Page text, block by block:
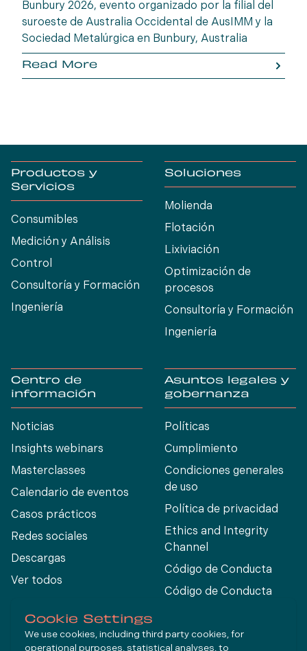
Bunbury 2026, evento organizado por la filial del
suroeste de Australia Occidental de AusIMM y la
Sociedad Metalúrgica en Bunbury, Australia
Occidental. Reúnase con un representante de
Molycop para analizar soluciones prácticas,
Read More
Productos y
Servicios
Consumibles
Medición y Análisis
Control
Consultoría y Formación
Ingeniería
Soluciones
Molienda
Flotación
Lixiviación
Optimización de
procesos
Consultoría y Formación
Ingeniería
Centro de
información
Noticias
Insights webinars
Masterclasses
Calendario de eventos
Casos prácticos
Redes sociales
Descargas
Ver todos
Asuntos legales y
gobernanza
Políticas
Cumplimiento
Condiciones generales
de uso
Política de privacidad
Ethics and Integrity
Channel
Código de Conducta
Código de Conducta
Cookie Settings
We use cookies, including third party cookies, for
operational purposes, statistical analyses, to